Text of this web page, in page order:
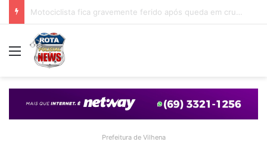
Menu
Prefeitura de Vilhena